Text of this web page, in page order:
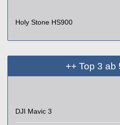
Holy Stone HS900
++ Top 3 ab
DJI Mavic 3